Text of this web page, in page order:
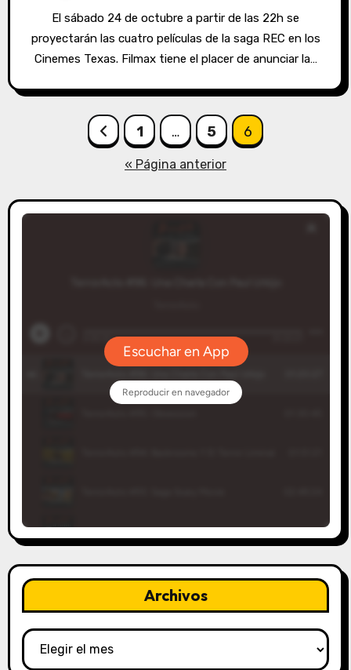
El sábado 24 de octubre a partir de las 22h se
proyectarán las cuatro películas de la saga REC en los
Cinemes Texas. Filmax tiene el placer de anunciar la…
Paginación
entradas
1 … 5 6
« Página anterior
Archivos
Archivos